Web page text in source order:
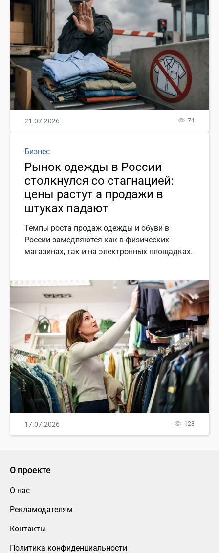
21.07.2026 74
Бизнес
Рынок одежды в России
столкнулся со стагнацией:
цены растут а продажи в
штуках падают
Темпы роста продаж одежды и обуви в
России замедляются как в физических
магазинах, так и на электронных площадках.
17.07.2026 128
О проекте
О нас
Рекламодателям
Контакты
Политика конфиденциальности